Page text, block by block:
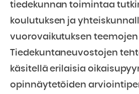
tiedekunnan toimintaa
koulutuksen ja
vuorovaikutuksen
Tiedekuntaneuvostojen
käsitellä erilaisia
opinnäytetöiden